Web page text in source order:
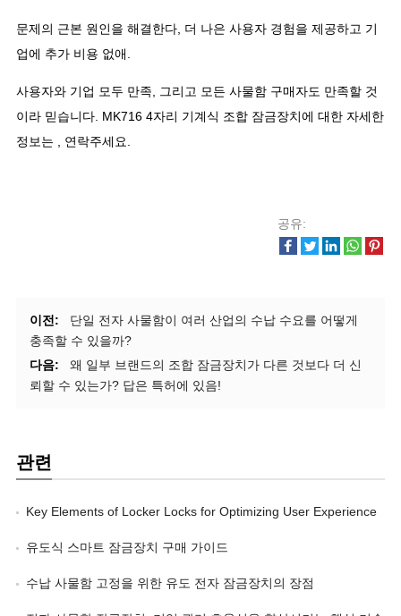
문제의 근본 원인을 해결한다, 더 나은 사용자 경험을 제공하고 기
업에 추가 비용 없애.
사용자와 기업 모두 만족, 그리고 모든 사물함 구매자도 만족할 것
이라 믿습니다. MK716 4자리 기계식 조합 잠금장치에 대한 자세한
정보는 , 연락주세요.
공유:
이전:
단일 전자 사물함이 여러 산업의 수납 수요를 어떻게
충족할 수 있을까?
다음:
왜 일부 브랜드의 조합 잠금장치가 다른 것보다 더 신
뢰할 수 있는가? 답은 특허에 있음!
관련
Key Elements of Locker Locks for Optimizing User Experience
유도식 스마트 잠금장치 구매 가이드
수납 사물함 고정을 위한 유도 전자 잠금장치의 장점